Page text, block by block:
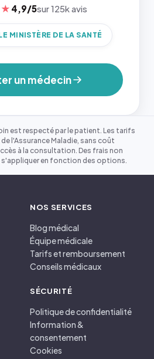
4,9/5sur 125k avis
MINISTÈRE DE LA SANTÉ
un médecin
est respecté par le patient. Les tarifs
l'Assurance Maladie, sans coût
à la consultation. Des frais non
en fonction des options.
NOS SERVICES
Blog médical
Équipe médicale
Tarifs et remboursement
Conseils médicaux
SÉCURITÉ
Politique de confidentialité
Information &
consentement
Cookies